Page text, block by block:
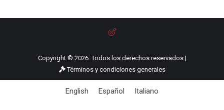
Copyright © 2026. Todos los derechos reservados |
Términos y condiciones generales
English Español Italiano